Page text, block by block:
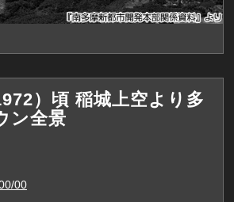
）頃 稲城上空より多
ン全景
00